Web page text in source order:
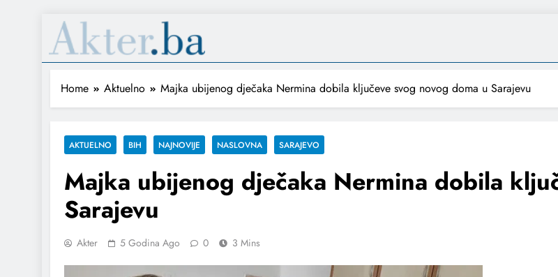
Home Aktuelno Majka ubijenog dječaka Nermina dobila ključeve svog novog doma u Sarajevu
AKTUELNO BIH NAJNOVIJE NASLOVNA SARAJEVO
Majka ubijenog dječaka Nermina dobila
Sarajevu
Akter 5 Godina Ago 0 3 Mins